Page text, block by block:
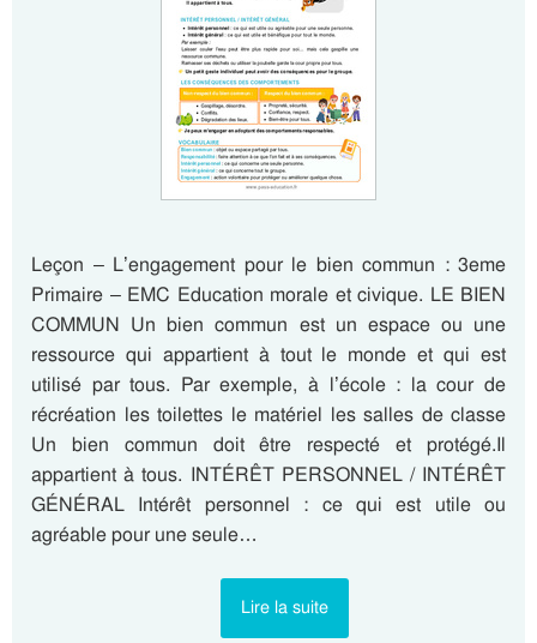
Leçon – L’engagement pour le bien commun : 3eme
Primaire – EMC Education morale et civique. LE BIEN
COMMUN Un bien commun est un espace ou une
ressource qui appartient à tout le monde et qui est
utilisé par tous. Par exemple, à l’école : la cour de
récréation les toilettes le matériel les salles de classe
Un bien commun doit être respecté et protégé.Il
appartient à tous. INTÉRÊT PERSONNEL / INTÉRÊT
GÉNÉRAL Intérêt personnel : ce qui est utile ou
agréable pour une seule…
Lire la suite